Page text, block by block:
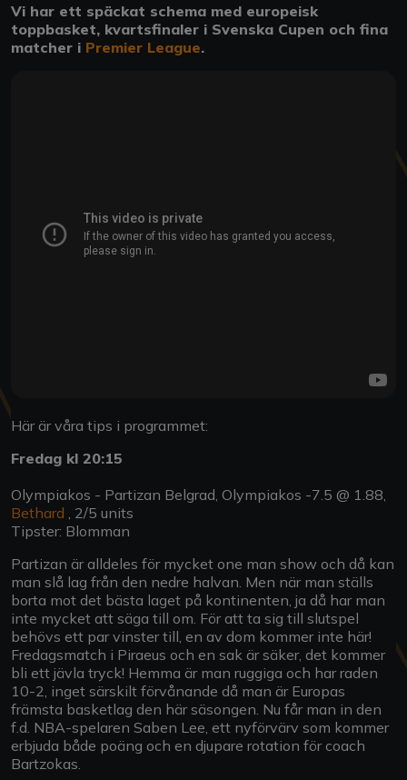
Vi har ett späckat schema med europeisk
toppbasket, kvartsfinaler i Svenska Cupen och fina
matcher i Premier League.
Här är våra tips i programmet:
Fredag kl 20:15
Olympiakos - Partizan Belgrad, Olympiakos -7.5 @ 1.88,
Bethard , 2/5 units
Tipster: Blomman
Partizan är alldeles för mycket one man show och då kan
man slå lag från den nedre halvan. Men när man ställs
borta mot det bästa laget på kontinenten, ja då har man
inte mycket att säga till om. För att ta sig till slutspel
behövs ett par vinster till, en av dom kommer inte här!
Fredagsmatch i Piraeus och en sak är säker, det kommer
bli ett jävla tryck! Hemma är man ruggiga och har raden
10-2, inget särskilt förvånande då man är Europas
främsta basketlag den här säsongen. Nu får man in den
f.d. NBA-spelaren Saben Lee, ett nyförvärv som kommer
erbjuda både poäng och en djupare rotation för coach
Bartzokas.